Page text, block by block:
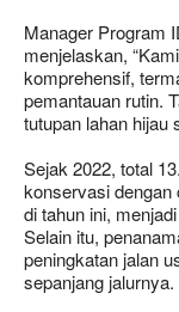
Manager Program
menjelaskan,
komprehensif,
pemantauan rutin.
tutupan lahan hijau
Sejak 2022, total
konservasi dengan
di tahun ini,
Selain itu,
peningkatan jalan
sepanjang jalurnya.